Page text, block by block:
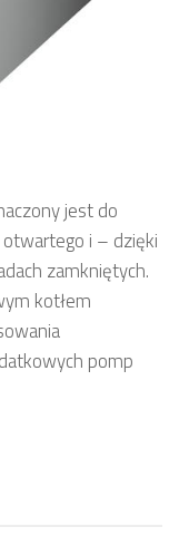
jest do
i – dzięki
zamkniętych.
kotłem
pomp